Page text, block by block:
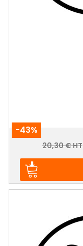
-43%
Prix
Prix
20,30 € HT